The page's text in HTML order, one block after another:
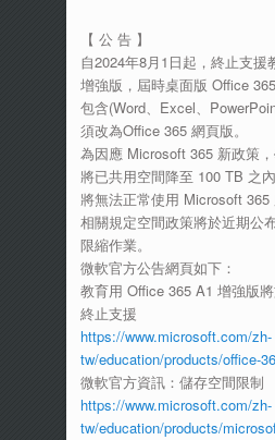
【 公 告 】
自2024年8月1日起，終止支援
增強版，屆時桌面版 Office
包含(Word、Excel、
須改為Office 365 網頁版。
為因應 Microsoft 365 新政策
將已共用空間降至 100 TB 之
將無法正常使用 Microsoft 365
相關規定空間政策將於近期公
限縮作業。
微軟官方公告網頁如下：
教育用 Office 365 A1 增強版
終止支援
https://www.microsoft.com/zh-
tw/education/products/office-
微軟官方資訊：儲存空間限制
https://www.microsoft.com/zh-
tw/education/products/